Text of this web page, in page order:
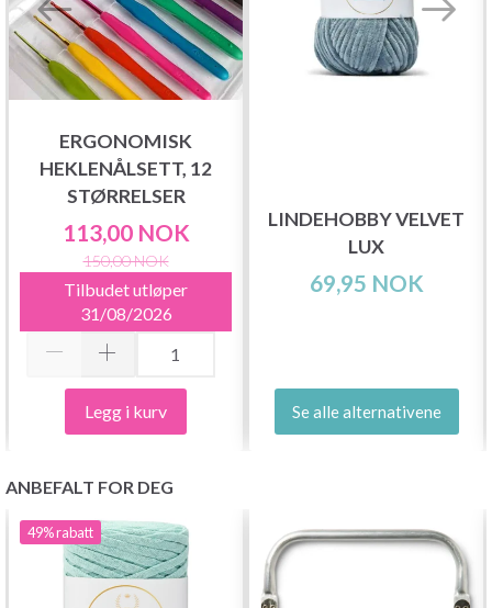
ERGONOMISK
HEKLENÅLSETT, 12
STØRRELSER
113,00 NOK
150,00 NOK
Tilbudet utløper
31/08/2026
Legg i kurv
LINDEHOBBY VELVET
LUX
69,95 NOK
Se alle alternativene
ANBEFALT FOR DEG
49%rabatt